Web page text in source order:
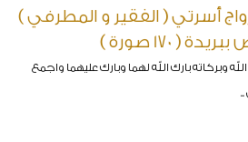
أسرتي ( الفقير و المطرفي )
( 170 صورة )
وبركاته بارك الله لهما وبارك عليهما واجمع
..